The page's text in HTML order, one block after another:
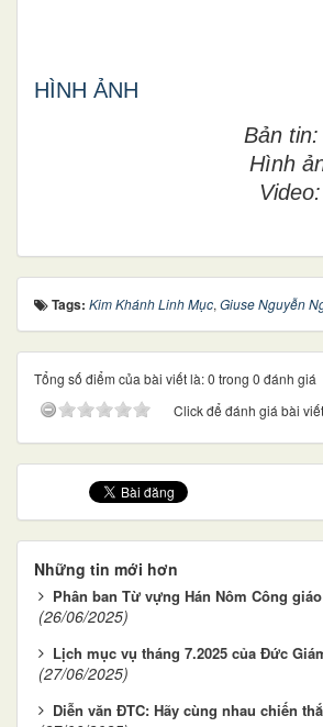
HÌNH ẢNH
Bản tin:
Hình
Video:
Tags: Kim Khánh Linh Mục, Giuse Nguyễn
Tổng số điểm của bài viết là: 0 trong 0 đánh giá
Click để đánh giá bài viết
Những tin mới hơn
Phân ban Từ vựng Hán Nôm Công
(26/06/2025)
Lịch mục vụ tháng 7.2025 của Đức
(27/06/2025)
Diễn văn ĐTC: Hãy cùng nhau chiến